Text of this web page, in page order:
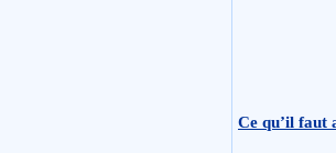
Ce qu’il faut